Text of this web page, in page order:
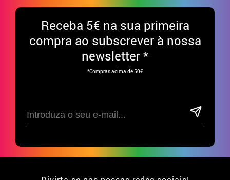
Receba 5€ na sua primeira
compra ao subscrever à nossa
newsletter *
*Compras acima de 50€